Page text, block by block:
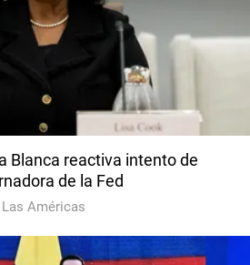
Blanca reactiva intento de
de la Fed
Américas